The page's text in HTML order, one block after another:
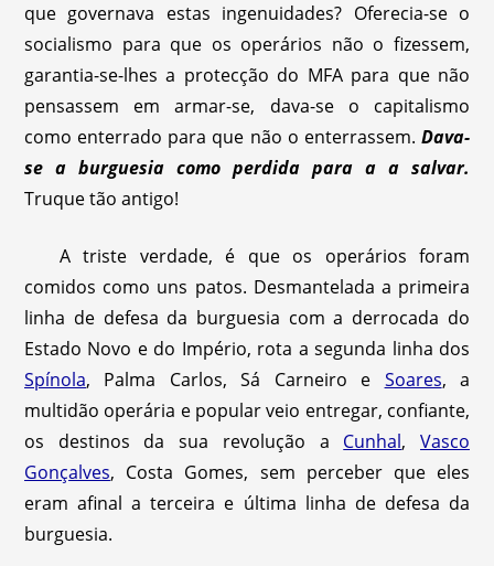
que governava estas ingenuidades? Oferecia-se o
socialismo para que os operários não o fizessem,
garantia-se-lhes a protecção do MFA para que não
pensassem em armar-se, dava-se o capitalismo
como enterrado para que não o enterrassem. Dava-
se a burguesia como perdida para a a salvar.
Truque tão antigo!
A triste verdade, é que os operários foram
comidos como uns patos. Desmantelada a primeira
linha de defesa da burguesia com a derrocada do
Estado Novo e do Império, rota a segunda linha dos
Spínola, Palma Carlos, Sá Carneiro e Soares, a
multidão operária e popular veio entregar, confiante,
os destinos da sua revolução a Cunhal, Vasco
Gonçalves, Costa Gomes, sem perceber que eles
eram afinal a terceira e última linha de defesa da
burguesia.